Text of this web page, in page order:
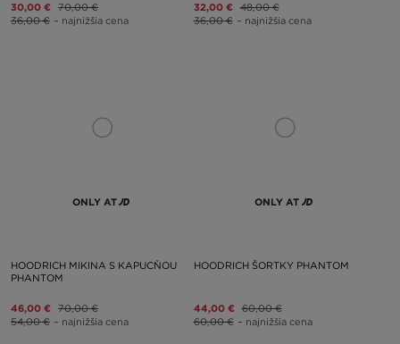
30,00 € 70,00 €
36,00 € – najnižšia cena
32,00 € 48,00 €
36,00 € – najnižšia cena
ONLY AT
HOODRICH MIKINA S KAPUCŇOU
PHANTOM
46,00 € 70,00 €
54,00 € – najnižšia cena
ONLY AT
HOODRICH ŠORTKY PHANTOM
44,00 € 60,00 €
60,00 € – najnižšia cena